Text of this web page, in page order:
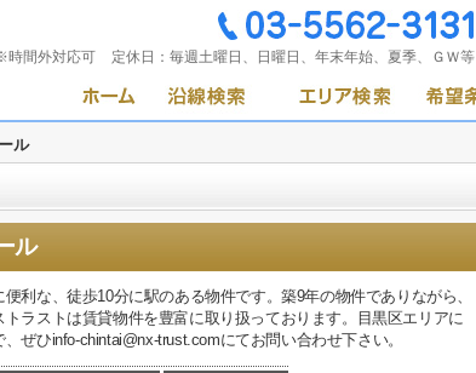
時間外対応可 定休日： 毎週土曜日、日曜日、年末年始、夏季、ＧＷ等
ル
ル
利な、徒歩10分に駅のある物件です。築9年の物件でありながら、
ラストは賃貸物件を豊富に取り扱っております。目黒区エリアに
ぜひinfo-chintai@nx-trust.comにてお問い合わせ下さい。